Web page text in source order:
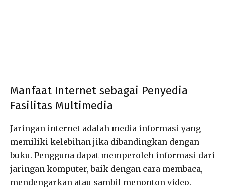
Manfaat Internet sebagai Penyedia
Fasilitas Multimedia
Jaringan internet adalah media informasi yang
memiliki kelebihan jika dibandingkan dengan
buku. Pengguna dapat memperoleh informasi dari
jaringan komputer, baik dengan cara membaca,
mendengarkan atau sambil menonton video.